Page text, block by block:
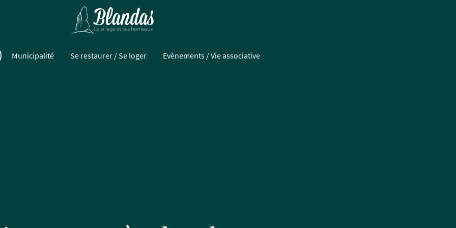
Municipalité Se restaurer / Se loger Evènements / Vie associative